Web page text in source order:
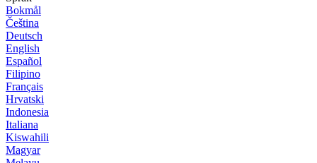
Bokmål
Čeština
Deutsch
English
Español
Filipino
Français
Hrvatski
Indonesia
Italiana
Kiswahili
Magyar